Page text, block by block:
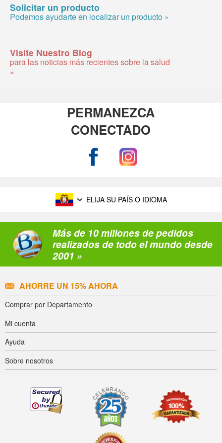
Solicitar un producto
Podemos ayudarte en localizar un producto »
Visite Nuestro Blog
para las noticias más recientes sobre la salud
»
PERMANEZCA
CONECTADO
ELIJA SU PAÍS O IDIOMA
Más de 10 millones de pedidos
realizados de todo el mundo desde
2001 »
AHORRE UN 15% AHORA
Comprar por Departamento
Mi cuenta
Ayuda
Sobre nosotros